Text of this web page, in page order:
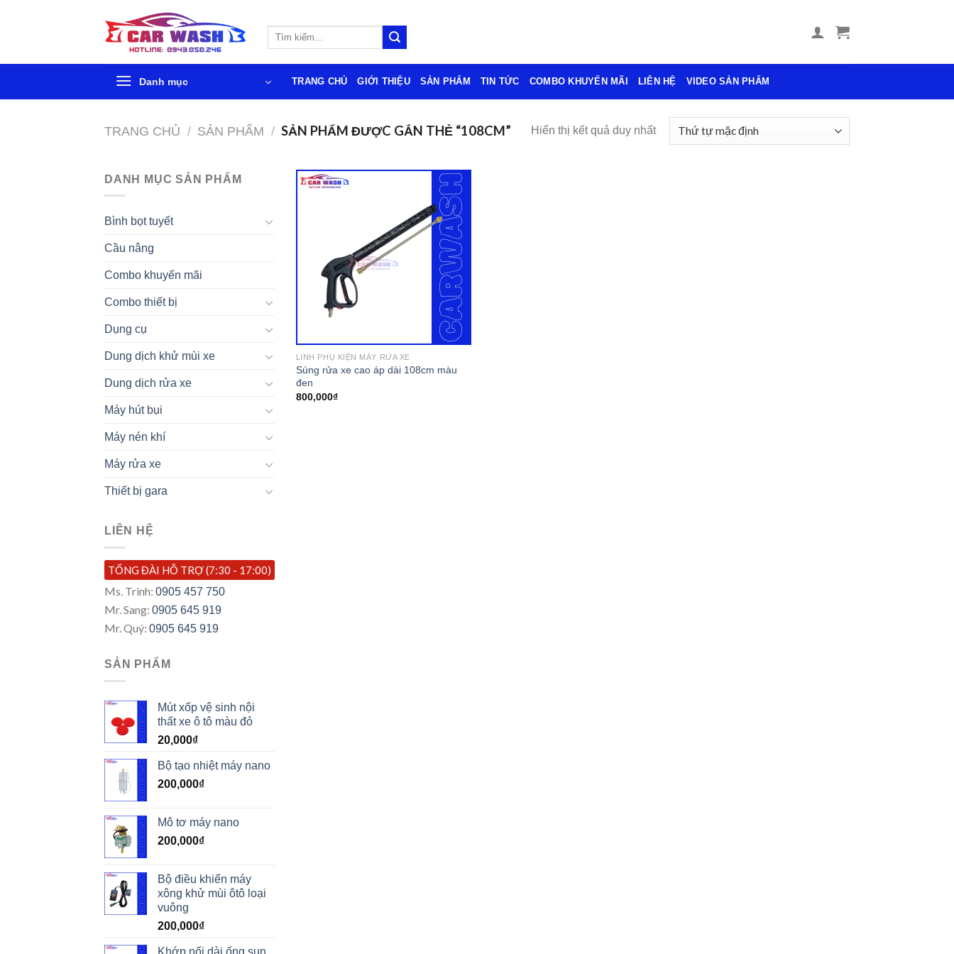
nội
Tìm
Danh mục TRANG CHỦ GIỚI THIỆU SẢN PHẨM TIN TỨC COMBO KHUYẾN MÃI LIÊN HỆ VIDEO SẢN PHẨM
TRANG CHỦ / SẢN PHẨM / SẢN PHẨM ĐƯỢC GẮN THẺ “108CM” Hiển thị kết quả duy nhất
DANH MỤC SẢN PHẨM
Bình bọt tuyết
Cầu nâng
Combo khuyến mãi
Combo thiết bị
Dụng cụ
Dung dịch khử mùi xe
Dung dịch rửa xe
Máy hút bụi
Máy nén khí
Máy rửa xe
Thiết bị gara
LIÊN HỆ
TỔNG ĐÀI HỖ TRỢ (7:30 - 17:00)
Ms. Trinh: 0905 457 750
Mr. Sang: 0905 645 919
Mr. Quý: 0905 645 919
SẢN PHẨM
Mút xốp vệ sinh nội
thất xe ô tô màu đỏ
20,000₫
Bộ tạo nhiệt máy nano
200,000₫
Mô tơ máy nano
200,000₫
Bộ điều khiển máy
xông khử mùi ôtô loại
vuông
200,000₫
Khớp nối dài ống sun
LINH PHỤ KIỆN MÁY RỬA XE
Súng rửa xe cao áp dài 108cm màu
đen
800,000₫